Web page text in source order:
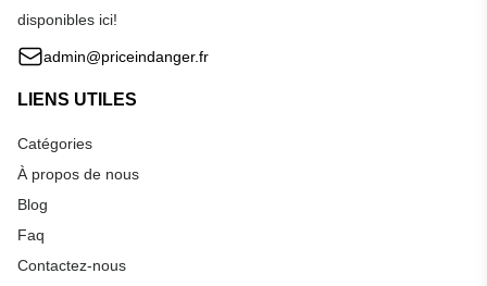
disponibles ici!
admin@priceindanger.fr
LIENS UTILES
Catégories
À propos de nous
Blog
Faq
Contactez-nous